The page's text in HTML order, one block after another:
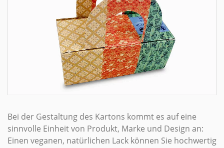
Bei der Gestaltung des Kartons kommt es auf eine
sinnvolle Einheit von Produkt, Marke und Design an:
Einen veganen, natürlichen Lack können Sie hochwertig